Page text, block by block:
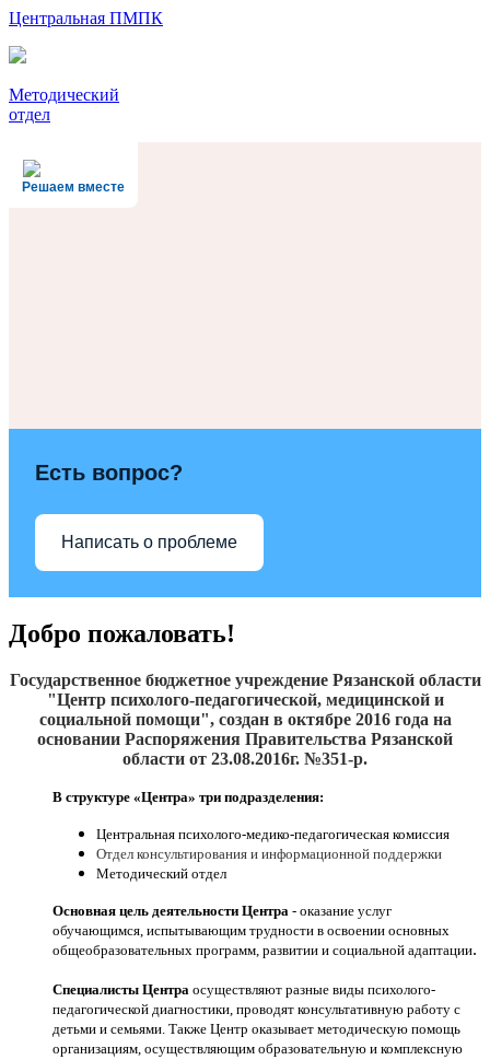
Центральная ПМПК
Методический
отдел
Решаем вместе
Есть вопрос?
Написать о проблеме
Добро пожаловать!
Государственное бюджетное учреждение Рязанской области
"Центр психолого-педагогической, медицинской и
социальной помощи", создан в октябре 2016года на
основании Распоряжения Правительства Рязанской
области от 23.08.2016г. №351-р.
В структуре «Центра» три подразделения:
Центральная психолого-медико-педагогическая комиссия
Отдел консультирования и информационной поддержки
Методический отдел
Основная цель деятельности Центра - оказание услуг
обучающимся, испытывающим трудности в освоении основных
общеобразовательных программ, развитии и социальной адаптации.
Специалисты Центра осуществляют разные виды психолого-
педагогической диагностики, проводят консультативную работу с
детьми и семьями. Также Центр оказывает методическую помощь
организациям, осуществляющим образовательную и комплексную